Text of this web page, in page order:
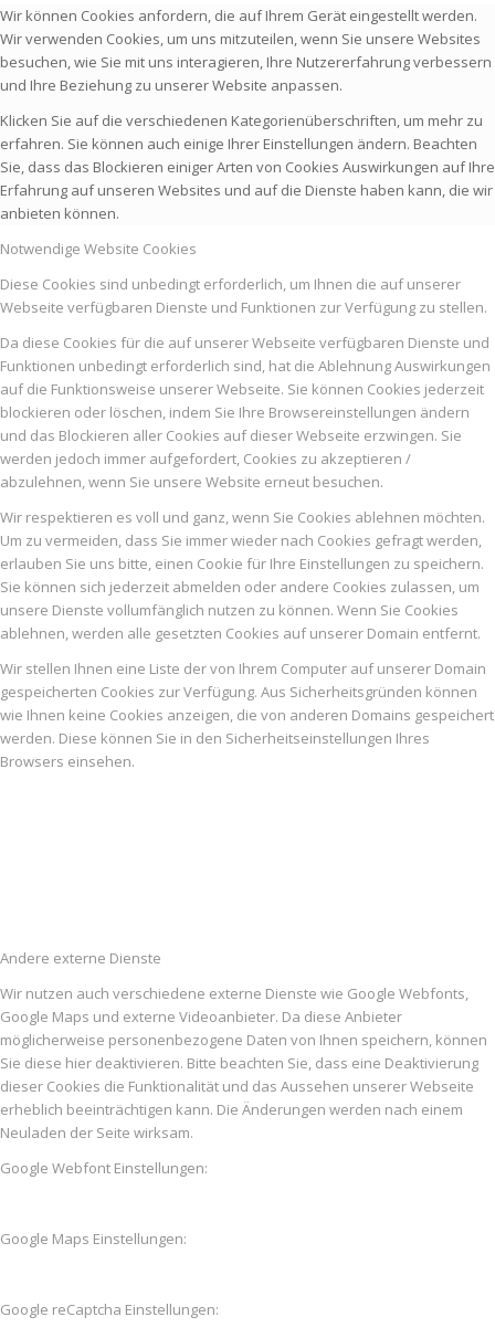
Wir können Cookies anfordern, die auf Ihrem Gerät eingestellt werden.
Wir verwenden Cookies, um uns mitzuteilen, wenn Sie unsere Websites
besuchen, wie Sie mit uns interagieren, Ihre Nutzererfahrung verbessern
und Ihre Beziehung zu unserer Website anpassen.
Klicken Sie auf die verschiedenen Kategorienüberschriften, um mehr zu
erfahren. Sie können auch einige Ihrer Einstellungen ändern. Beachten
Sie, dass das Blockieren einiger Arten von Cookies Auswirkungen auf Ihre
Erfahrung auf unseren Websites und auf die Dienste haben kann, die wir
anbieten können.
Notwendige Website Cookies
Diese Cookies sind unbedingt erforderlich, um Ihnen die auf unserer
Webseite verfügbaren Dienste und Funktionen zur Verfügung zu stellen.
Da diese Cookies für die auf unserer Webseite verfügbaren Dienste und
Funktionen unbedingt erforderlich sind, hat die Ablehnung Auswirkungen
auf die Funktionsweise unserer Webseite. Sie können Cookies jederzeit
blockieren oder löschen, indem Sie Ihre Browsereinstellungen ändern
und das Blockieren aller Cookies auf dieser Webseite erzwingen. Sie
werden jedoch immer aufgefordert, Cookies zu akzeptieren /
abzulehnen, wenn Sie unsere Website erneut besuchen.
Wir respektieren es voll und ganz, wenn Sie Cookies ablehnen möchten.
Um zu vermeiden, dass Sie immer wieder nach Cookies gefragt werden,
erlauben Sie uns bitte, einen Cookie für Ihre Einstellungen zu speichern.
Sie können sich jederzeit abmelden oder andere Cookies zulassen, um
unsere Dienste vollumfänglich nutzen zu können. Wenn Sie Cookies
ablehnen, werden alle gesetzten Cookies auf unserer Domain entfernt.
Wir stellen Ihnen eine Liste der von Ihrem Computer auf unserer Domain
gespeicherten Cookies zur Verfügung. Aus Sicherheitsgründen können
wie Ihnen keine Cookies anzeigen, die von anderen Domains gespeichert
werden. Diese können Sie in den Sicherheitseinstellungen Ihres
Browsers einsehen.
Andere externe Dienste
Wir nutzen auch verschiedene externe Dienste wie Google Webfonts,
Google Maps und externe Videoanbieter. Da diese Anbieter
möglicherweise personenbezogene Daten von Ihnen speichern, können
Sie diese hier deaktivieren. Bitte beachten Sie, dass eine Deaktivierung
dieser Cookies die Funktionalität und das Aussehen unserer Webseite
erheblich beeinträchtigen kann. Die Änderungen werden nach einem
Neuladen der Seite wirksam.
Google Webfont Einstellungen:
Google Maps Einstellungen:
Google reCaptcha Einstellungen: